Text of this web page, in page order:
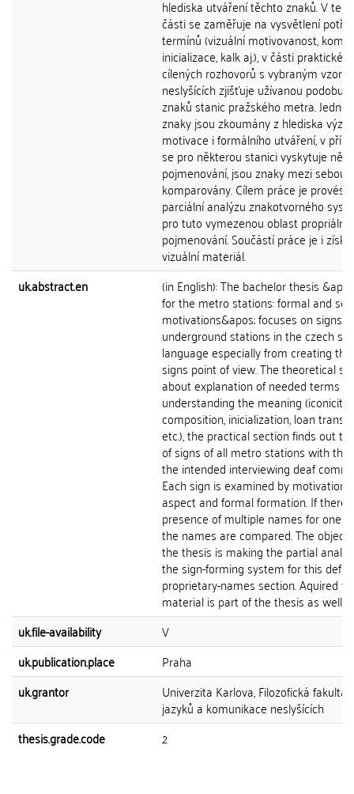
hlediska utváření těchto znaků. V
části se zaměřuje na vysvětlení
termínů (vizuální motivovanost,
inicializace, kalk aj.), v části praktické
cílených rozhovorů s vybraným
neslyšících zjišťuje užívanou podobu
znaků stanic pražského metra.
znaky jsou zkoumány z hlediska
motivace i formálního utváření, v
se pro některou stanici vyskytuje
pojmenování, jsou znaky mezi sebou
komparovány. Cílem práce je provést
parciální analýzu znakotvorného
pro tuto vymezenou oblast
pojmenování. Součástí práce je i
vizuální materiál.
uk.abstract.en
(in English): The bachelor thesis
for the metro stations: formal and
motivations&apos; focuses on signs
underground stations in the czech
language especially from creating
signs point of view. The theoretical
about explanation of needed terms
understanding the meaning (iconicity,
composition, inicialization, loan
etc.), the practical section finds out
of signs of all metro stations with the
the intended interviewing deaf
Each sign is examined by motivational
aspect and formal formation. If there
presence of multiple names for one
the names are compared. The
the thesis is making the partial
the sign-forming system for this
proprietary-names section. Aquired
material is part of the thesis as well.
uk.file-availability
V
uk.publication.place
Praha
uk.grantor
Univerzita Karlova, Filozofická fakulta,
jazyků a komunikace neslyšících
thesis.grade.code
2